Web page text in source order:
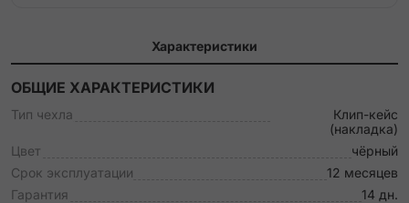
Характеристики
ОБЩИЕ ХАРАКТЕРИСТИКИ
Тип чехла
Клип-кейс
(накладка)
Цвет
чёрный
Срок эксплуатации
12 месяцев
Гарантия
14 дн.